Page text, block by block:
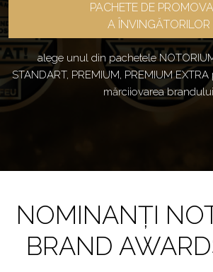
PACHETE DE
A ÎNVINGĂTORILOR
alege unul din pachetele
STANDART, PREMIUM, PREMIUM
mărciiovarea brandului
NOMINANȚI
BRAND